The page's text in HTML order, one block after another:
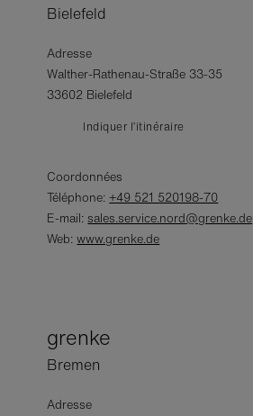
Bielefeld
Adresse
Walther-Rathenau-Straße 33-35
33602 Bielefeld
Indiquer l’itinéraire
Coordonnées
Téléphone:+49 521 520198-70
E-mail: sales.service.nord@grenke.de
Web:www.grenke.de
grenke
Bremen
Adresse